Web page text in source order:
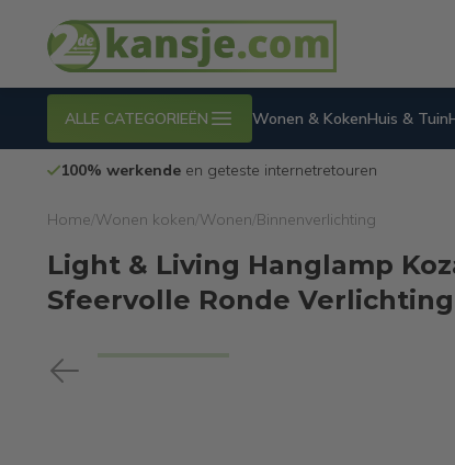
ALLE CATEGORIEËN Wonen & KokenHuis & Tuin
100% werkendeen geteste internetretouren
Home Wonen koken Wonen Binnenverlichting
Light & Living Hanglamp
Sfeervolle Ronde